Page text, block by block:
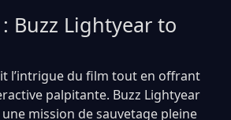
Buzz Lightyear to
l’intrigue du film tout en offrant
palpitante. Buzz Lightyear
une mission de sauvetage pleine